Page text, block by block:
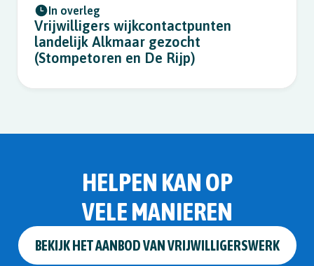
In overleg
Vrijwilligers wijkcontactpunten
landelijk Alkmaar gezocht
(Stompetoren en De Rijp)
HELPEN KAN OP
VELE MANIEREN
BEKIJK HET AANBOD VAN VRIJWILLIGERSWERK